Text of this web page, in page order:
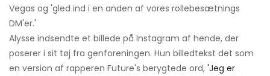
Vegas og 'gled ind i en anden af ​​vores rollebesætnings
DM'er.'
Alysse indsendte et billede på Instagram af hende, der
poserer i sit tøj fra genforeningen. Hun billedtekst det som
en version af rapperen Future's berygtede ord, 'Jeg er